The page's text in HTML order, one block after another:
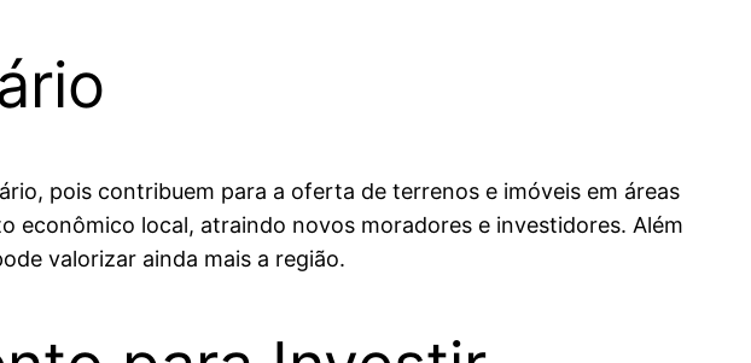
pois contribuem para a oferta de terrenos e imóveis em áreas
econômico local, atraindo novos moradores e investidores. Além
valorizar ainda mais a região.